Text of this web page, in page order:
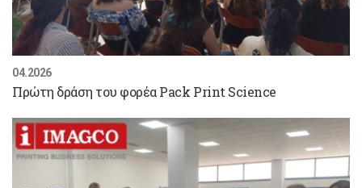
04.2026
Πρώτη δράση του φορέα Pack Print Science